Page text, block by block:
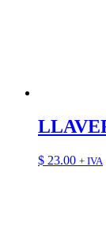
$ 23.00 + IVA